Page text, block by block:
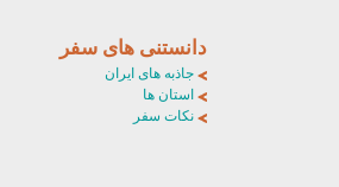
دانستنی های سفر
جاذبه های ایران
استان ها
نکات سفر